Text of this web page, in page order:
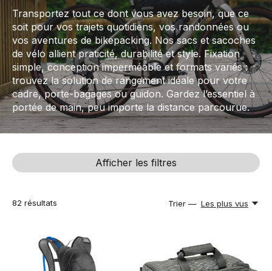
Transportez tout ce dont vous avez besoin, que ce
soit pour vos trajets quotidiens, vos randonnées ou
vos aventures de bikepacking. Nos sacs et sacoches
de vélo allient praticité, durabilité et style. Fixation
simple, conception imperméable et formats variés :
trouvez la solution de rangement idéale pour votre
cadre, porte-bagages ou guidon. Gardez l’essentiel à
portée de main, peu importe la distance parcourue.
Afficher les filtres
82 résultats Trier — Les plus vus